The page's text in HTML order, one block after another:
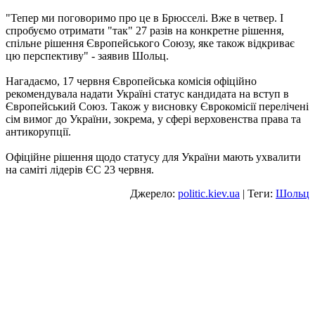
"Тепер ми поговоримо про це в Брюсселі. Вже в четвер. І
спробуємо отримати "так" 27 разів на конкретне рішення,
спільне рішення Європейського Союзу, яке також відкриває
цю перспективу" - заявив Шольц.
Нагадаємо, 17 червня Європейська комісія офіційно
рекомендувала надати Україні статус кандидата на вступ в
Європейський Союз. Також у висновку Єврокомісії перелічені
сім вимог до України, зокрема, у сфері верховенства права та
антикорупції.
Офіційне рішення щодо статусу для України мають ухвалити
на саміті лідерів ЄС 23 червня.
Джерело: politic.kiev.ua | Теги: Шольц